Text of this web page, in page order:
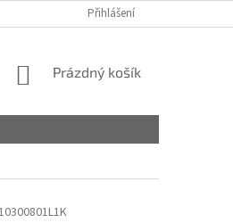
Přihlášení
NÁKUPNÍ
Prázdný košík